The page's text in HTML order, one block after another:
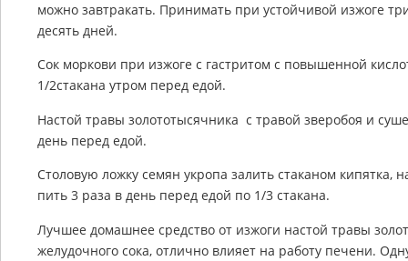
можно завтракать. Принимать при устойчивой изжоге
десять дней.
Сок моркови при изжоге с гастритом с повышенной
1/2стакана утром перед едой.
Настой травы золототысячника с травой зверобоя и
день перед едой.
Столовую ложку семян укропа залить стаканом кипятка,
пить 3 раза в день перед едой по 1/3 стакана.
Лучшее домашнее средство от изжоги настой травы
желудочного сока, отлично влияет на работу печени.